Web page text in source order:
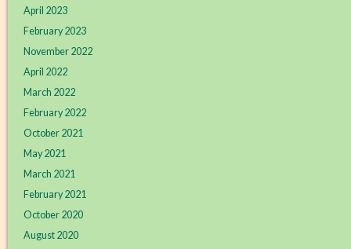
April 2023
February 2023
November 2022
April 2022
March 2022
February 2022
October 2021
May 2021
March 2021
February 2021
October 2020
August 2020